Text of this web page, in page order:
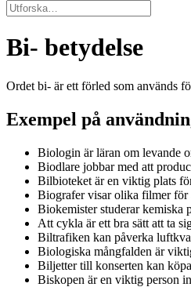
Bi- betydelse
Ordet bi- är ett förled som används
Exempel på
Biologin är läran om levande
Biodlare jobbar med att
Bilbioteket är en viktig plats
Biografer visar olika filmer för
Biokemister studerar kemiska
Att cykla är ett bra sätt att ta
Biltrafiken kan påverka
Biologiska mångfalden är
Biljetter till konserten kan
Biskopen är en viktig person